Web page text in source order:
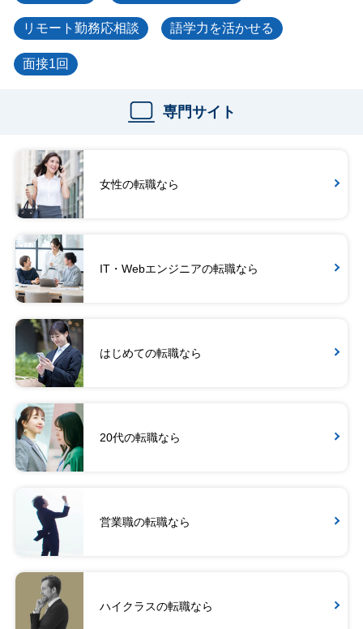
リモート勤務応相談 語学力を活かせる
面接1回
専門サイト
女性の転職なら
IT・Webエンジニアの転職なら
はじめての転職なら
20代の転職なら
営業職の転職なら
ハイクラスの転職なら